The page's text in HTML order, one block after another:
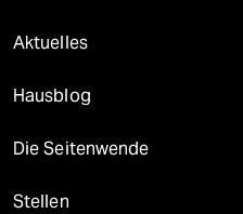
Aktuelles
Hausblog
Die Seitenwende
Stellen